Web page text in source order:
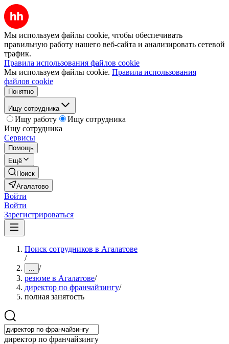
Мы используем файлы cookie, чтобы обеспечивать
правильную работу нашего веб-сайта и анализировать сетевой
трафик.
Правила использования файлов cookie
Мы используем файлы cookie. Правила использования
файлов cookie
Понятно
Ищу сотрудника
Ищу работу
Ищу сотрудника
Ищу сотрудника
Сервисы
Помощь
Ещё
Поиск
Агалатово
Войти
Войти
Зарегистрироваться
Поиск сотрудников в Агалатове
/
... /
резюме в Агалатове/
директор по франчайзингу/
полная занятость
директор по франчайзингу